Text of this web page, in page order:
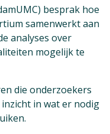
besprak hoe
samenwerkt aan
analyses over
mogelijk te
die onderzoekers
in wat er nodig